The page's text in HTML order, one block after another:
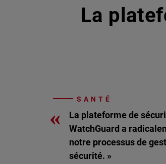
La
SANTÉ
«
La plateforme de
WatchGuard a
notre processus de
sécurité. »